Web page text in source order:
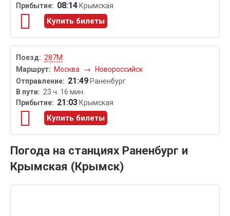
08:14 Крымская
Купить билеты
287М
Москва
→ Новороссийск
21:49 Раненбург
23 ч. 16 мин.
21:03 Крымская
Купить билеты
Погода на станциях Раненбург и
Крымская (Крымск)